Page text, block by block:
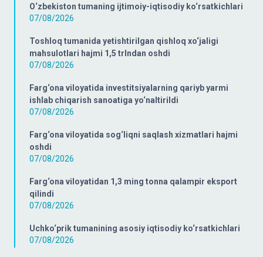
O‘zbekiston tumaning ijtimoiy-iqtisodiy ko‘rsatkichlari
07/08/2026
Toshloq tumanida yetishtirilgan qishloq xo‘jaligi
mahsulotlari hajmi 1,5 trlndan oshdi
07/08/2026
Farg‘ona viloyatida investitsiyalarning qariyb yarmi
ishlab chiqarish sanoatiga yo‘naltirildi
07/08/2026
Farg‘ona viloyatida sog‘liqni saqlash xizmatlari hajmi
oshdi
07/08/2026
Farg‘ona viloyatidan 1,3 ming tonna qalampir eksport
qilindi
07/08/2026
Uchko‘prik tumanining asosiy iqtisodiy ko‘rsatkichlari
07/08/2026